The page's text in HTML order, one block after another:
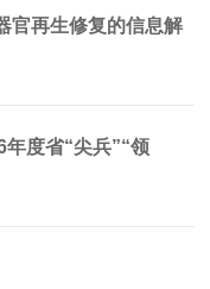
官再生修复的信息解
度省“尖兵”“领